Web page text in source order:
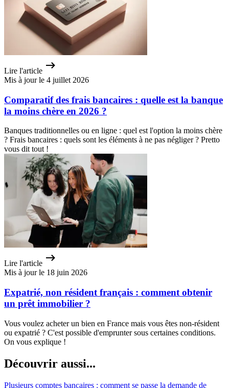
Lire l'article
Mis à jour le 4 juillet 2026
Comparatif des frais bancaires : quelle est la banque
la moins chère en 2026 ?
Banques traditionnelles ou en ligne : quel est l'option la moins chère
? Frais bancaires : quels sont les éléments à ne pas négliger ? Pretto
vous dit tout !
Lire l'article
Mis à jour le 18 juin 2026
Expatrié, non résident français : comment obtenir
un prêt immobilier ?
Vous voulez acheter un bien en France mais vous êtes non-résident
ou expatrié ? C'est possible d'emprunter sous certaines conditions.
On vous explique !
Découvrir aussi...
Plusieurs comptes bancaires : comment se passe la demande de